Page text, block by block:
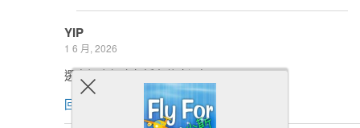
YIP
1 6 月, 2026
選定投資組合包括有什麼選擇?
回覆